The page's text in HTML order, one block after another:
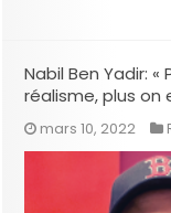
Nabil Ben Yadir:
réalisme, plus on
mars 10, 2022